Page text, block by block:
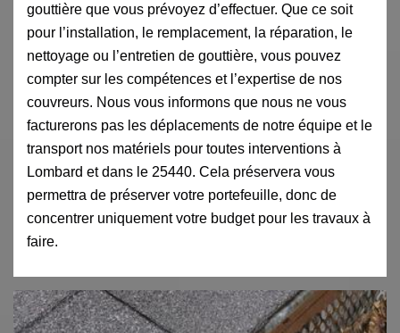
gouttière que vous prévoyez d’effectuer. Que ce soit
pour l’installation, le remplacement, la réparation, le
nettoyage ou l’entretien de gouttière, vous pouvez
compter sur les compétences et l’expertise de nos
couvreurs. Nous vous informons que nous ne vous
facturerons pas les déplacements de notre équipe et le
transport nos matériels pour toutes interventions à
Lombard et dans le 25440. Cela préservera vous
permettra de préserver votre portefeuille, donc de
concentrer uniquement votre budget pour les travaux à
faire.